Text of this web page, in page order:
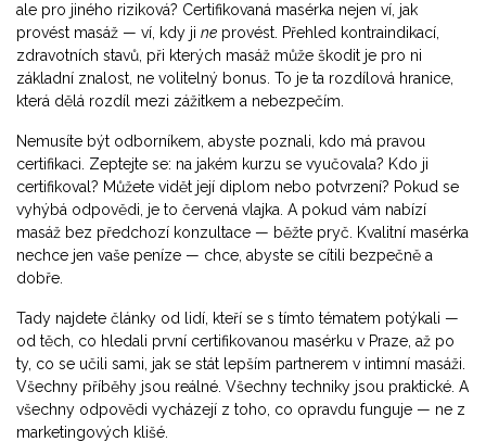
ale pro jiného riziková? Certifikovaná masérka nejen ví, jak
provést masáž — ví, kdy ji ne provést. Přehled kontraindikací
zdravotních stavů, při kterých masáž může škodit je pro ni
základní znalost, ne volitelný bonus. To je ta rozdílová hranice,
která dělá rozdíl mezi zážitkem a nebezpečím.
Nemusíte být odborníkem, abyste poznali, kdo má pravou
certifikaci. Zeptejte se: na jakém kurzu se vyučovala? Kdo ji
certifikoval? Můžete vidět její diplom nebo potvrzení? Pokud se
vyhýbá odpovědi, je to červená vlajka. A pokud vám nabízí
masáž bez předchozí konzultace — běžte pryč. Kvalitní masérka
nechce jen vaše peníze — chce, abyste se cítili bezpečně a
dobře.
Tady najdete články od lidí, kteří se s tímto tématem potýkali —
od těch, co hledali první certifikovanou masérku v Praze, až po
ty, co se učili sami, jak se stát lepším partnerem v intimní masáži.
Všechny příběhy jsou reálné. Všechny techniky jsou praktické. A
všechny odpovědi vycházejí z toho, co opravdu funguje — ne z
marketingových klišé.